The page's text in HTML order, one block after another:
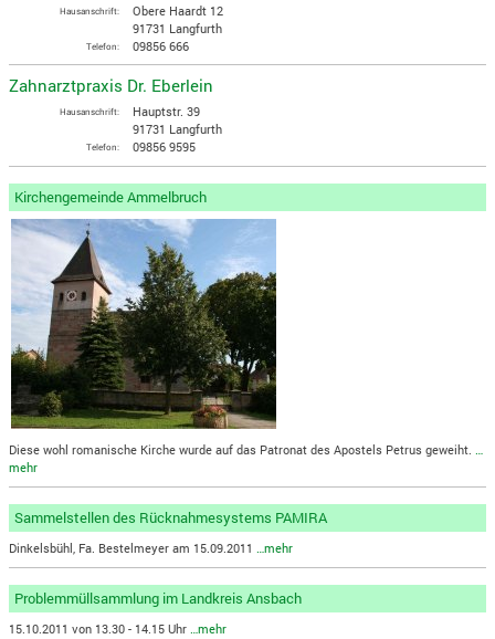
Hausanschrift:
Obere Haardt 12
91731 Langfurth
Telefon: 09856 666
Zahnarztpraxis Dr. Eberlein
Hausanschrift:
Hauptstr. 39
91731 Langfurth
Telefon: 09856 9595
Kirchengemeinde Ammelbruch
Diese wohl romanische Kirche wurde auf das Patronat des Apostels Petrus geweiht.…
mehr
Sammelstellen des Rücknahmesystems PAMIRA
Dinkelsbühl, Fa. Bestelmeyer am 15.09.2011…mehr
Problemmüllsammlung im Landkreis Ansbach
15.10.2011 von 13.30 - 14.15 Uhr…mehr